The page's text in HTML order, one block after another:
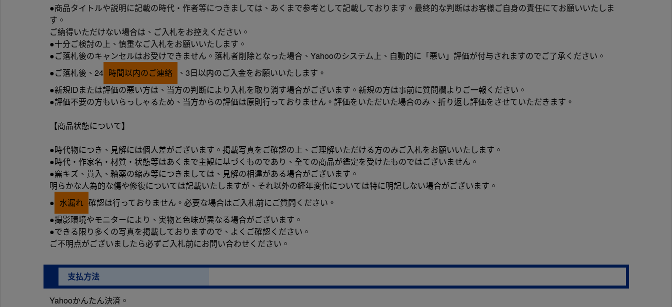
●商品タイトルや説明に記載の時代・作者等につきましては、あくまで参考として記載しております。最終的な判断はお客様ご自身の責任にてお願いいたしま
す。
ご納得いただけない場合は、ご入札をお控えください。
●十分ご検討の上、慎重なご入札をお願いいたします。
●ご落札後のキャンセルはお受けできません。落札者削除となった場合、Yahooのシステム上、自動的に「悪い」評価が付与されますのでご了承ください。
●ご落札後、24 時間以内のご連絡
、3日以内のご入金をお願いいたします。
●新規IDまたは評価の悪い方は、当方の判断により入札を取り消す場合がございます。新規の方は事前に質問欄よりご一報ください。
●評価不要の方もいらっしゃるため、当方からの評価は原則行っておりません。評価をいただいた場合のみ、折り返し評価をさせていただきます。
【商品状態について】
●時代物につき、見解には個人差がございます。掲載写真をご確認の上、ご理解いただける方のみご入札をお願いいたします。
●時代・作家名・材質・状態等はあくまで主観に基づくものであり、全ての商品が鑑定を受けたものではございません。
●窯キズ、貫入、釉薬の縮み等につきましては、見解の相違がある場合がございます。
明らかな人為的な傷や修復については記載いたしますが、それ以外の経年変化については特に明記しない場合がございます。
● 水漏れ 確認は行っておりません。必要な場合はご入札前にご質問ください。
●撮影環境やモニターにより、実物と色味が異なる場合がございます。
●できる限り多くの写真を掲載しておりますので、よくご確認ください。
ご不明点がございましたら必ずご入札前にお問い合わせください。
支払方法
Yahooかんたん決済。